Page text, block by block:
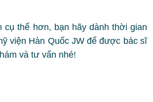
thể hơn, bạn hãy dành thời gian
viện Hàn Quốc JW để được bác sĩ
và tư vấn nhé!